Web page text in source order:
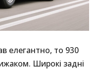
елегантно, то 930
Широкі задні